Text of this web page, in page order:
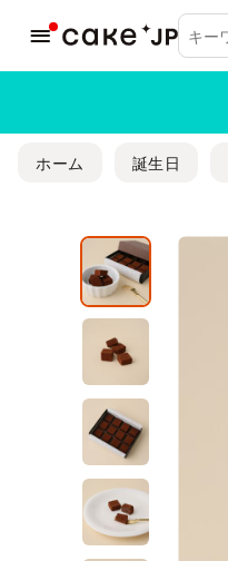
ホーム 誕生日